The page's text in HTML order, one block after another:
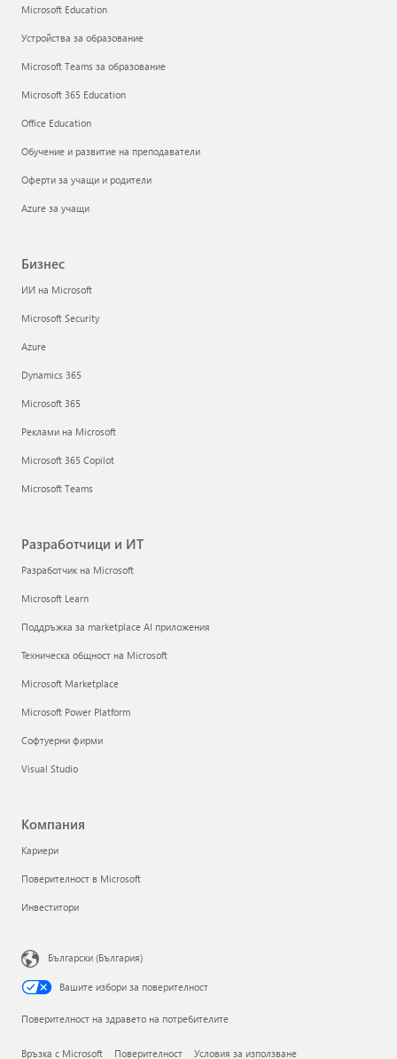
Microsoft Education
Устройства за образование
Microsoft Teams за образование
Microsoft 365 Education
Office Education
Обучение и развитие на преподаватели
Оферти за учащи и родители
Azure за учащи
Бизнес
ИИ на Microsoft
Microsoft Security
Azure
Dynamics 365
Microsoft 365
Реклами на Microsoft
Microsoft 365 Copilot
Microsoft Teams
Разработчици и ИТ
Разработчик на Microsoft
Microsoft Learn
Поддръжка за marketplace AI приложения
Техническа общност на Microsoft
Microsoft Marketplace
Microsoft Power Platform
Софтуерни фирми
Visual Studio
Компания
Кариери
Поверителност в Microsoft
Инвеститори
Български (България)
Вашите избори за поверителност
Поверителност на здравето на потребителите
Връзка с Microsoft Поверителност Условия за използване